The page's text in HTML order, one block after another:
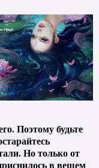
Поэтому будьте
Но только от
в вещем